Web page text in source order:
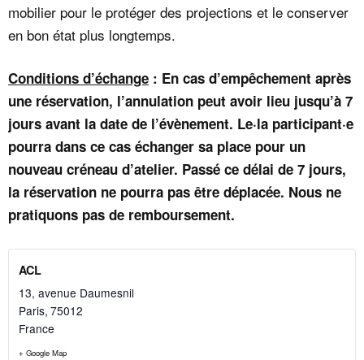
mobilier pour le protéger des projections et le conserver
en bon état plus longtemps.
Conditions d’échange : En cas d’empêchement après
une réservation, l’annulation peut avoir lieu jusqu’à 7
jours avant la date de l’évènement. Le·la participant·e
pourra dans ce cas échanger sa place pour un
nouveau créneau d’atelier. Passé ce délai de 7 jours,
la réservation ne pourra pas être déplacée. Nous ne
pratiquons pas de remboursement.
ACL
13, avenue Daumesnil
Paris, 75012
France
+ Google Map